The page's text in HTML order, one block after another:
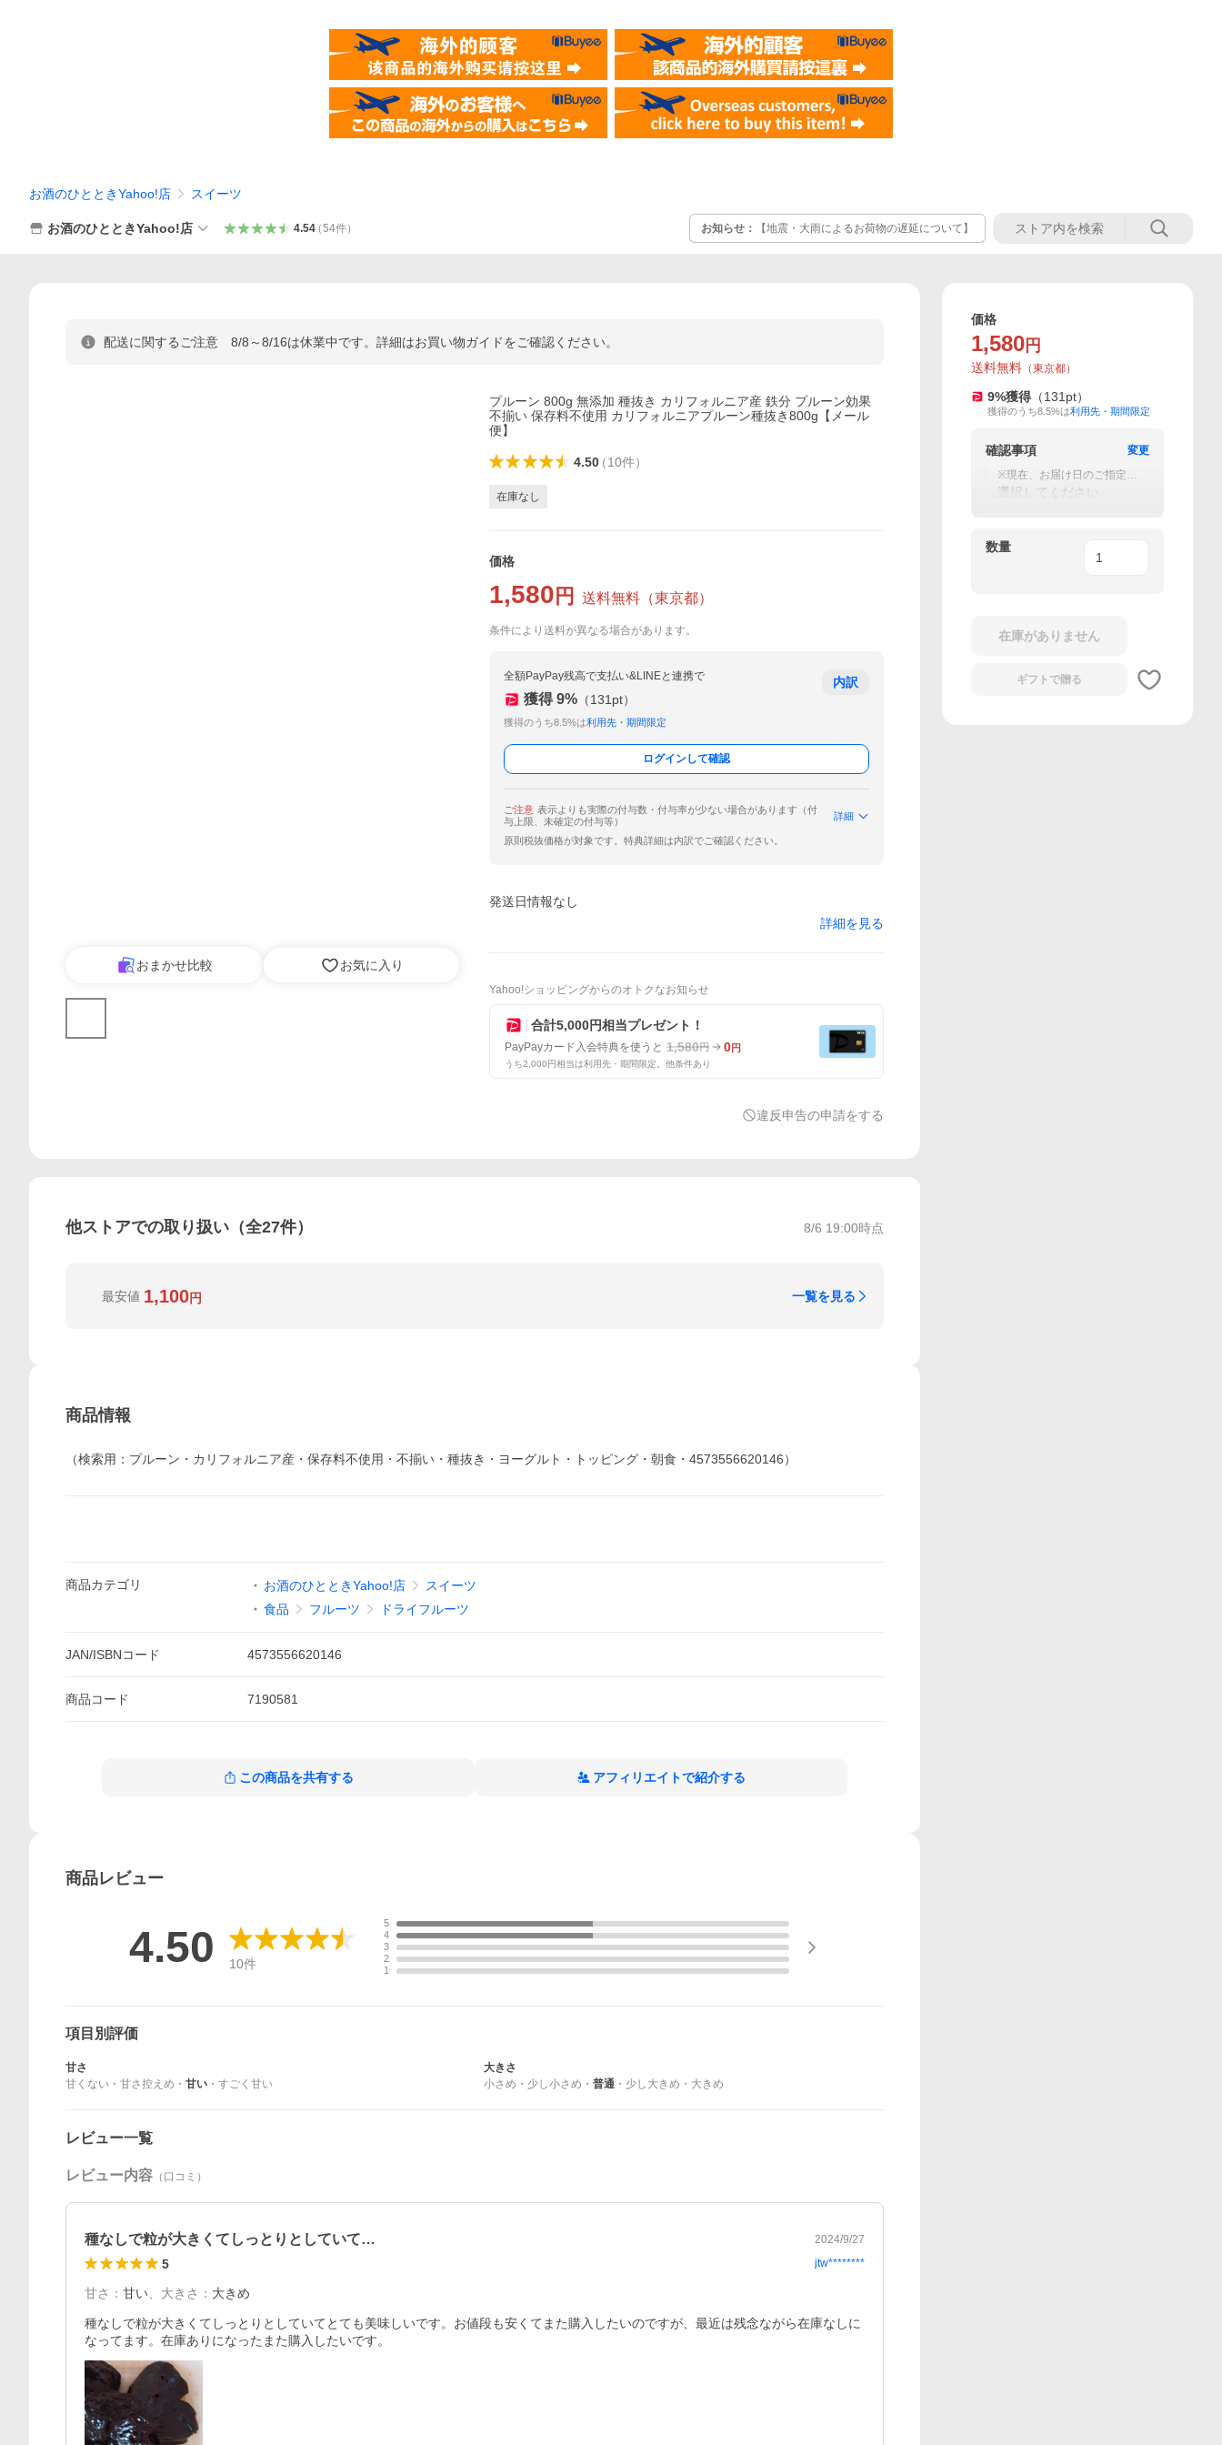
お酒のひとときYahoo!店 スイーツ
お酒のひとときYahoo!店 4.54（54件） お知らせ： 【地震・大雨によるお荷物の遅延について】
配送に関するご注意 8/8～8/16は休業中です。詳細はお買い物ガイドをご確認ください。
おまかせ比較 お気に入り
プルーン 800g 無添加 種抜き カリフォルニア産 鉄分 プルーン効果
不揃い 保存料不使用 カリフォルニアプルーン種抜き800g【メール
便】
4.50（10件）
在庫なし
価格
1,580 円 送料無料 （東京都）
条件により送料が異なる場合があります。
全額PayPay残高で支払い&LINEと連携で
獲得 9% （131 pt）
獲得のうち8.5%は利用先・期間限定
内訳
ログインして確認
ご注意 表示よりも実際の付与数・付与率が少ない場合があります（付
与上限、未確定の付与等）
詳細
原則税抜価格が対象です。特典詳細は内訳でご確認ください。
発送日情報なし
詳細を見る
Yahoo!ショッピングからのオトクなお知らせ
合計5,000円相当プレゼント！
PayPayカード入会特典を使うと 1,580円 0円
うち2,000円相当は利用先・期間限定。他条件あり
違反申告の申請をする
他ストアでの取り扱い（全27件） 8/6 19:00時点
最安値 1,100円 一覧を見る
商品情報
（検索用：プルーン・カリフォルニア産・保存料不使用・不揃い・種抜き・ヨーグルト・トッピング・朝食・4573556620146）
商品カテゴリ お酒のひとときYahoo!店
スイーツ
食品
フルーツ ドライフルーツ
JAN/ISBNコード 4573556620146
商品コード 7190581
この商品を共有する アフィリエイトで紹介する
商品レビュー
4.50 10件
5
4
3
2
1
項目別評価
甘さ
甘くない ・ 甘さ控えめ ・ 甘い ・ すごく甘い
大きさ
小さめ ・ 少し小さめ ・ 普通 ・ 少し大きめ ・ 大きめ
レビュー一覧
レビュー内容 （口コミ）
種なしで粒が大きくてしっとりとしていて… 2024/9/27
5 jtw********
甘さ ： 甘い 大きさ ： 大きめ
種なしで粒が大きくてしっとりとしていてとても美味しいです。お値段も安くてまた購入したいのですが、最近は残念ながら在庫なしに
なってます。在庫ありになったまた購入したいです。
価格
1,580 円
送料無料 （東京都）
9%獲得 （131 pt）
獲得のうち8.5%は利用先・期間限定
確認事項
変更
※現在、お届け日のご指定は
お受付出来かねておりま
選択してください
数量
在庫がありません
ギフトで贈る